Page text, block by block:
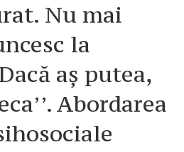
Nu mai
la
aș putea,
Abordarea